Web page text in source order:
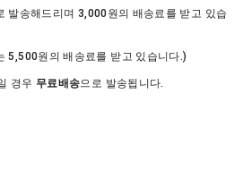
발송해드리며 3,000원의 배송료를 받고 있습
5,500원의 배송료를 받고 있습니다.)
경우 무료배송으로 발송됩니다.